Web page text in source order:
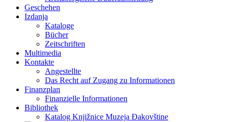
Geschehen
Izdanja
Kataloge
Bücher
Zeitschriften
Multimedia
Kontakte
Angestellte
Das Recht auf Zugang zu Informationen
Finanzplan
Finanzielle Informationen
Bibliothek
Katalog Knjižnice Muzeja Đakovštine